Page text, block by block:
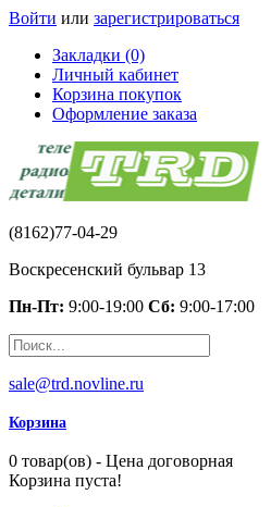
Войти или зарегистрироваться
Закладки (0)
Личный кабинет
Корзина покупок
Оформление заказа
(8162)77-04-29
Воскресенский бульвар 13
Пн-Пт: 9:00-19:00 Сб: 9:00-17:00
sale@trd.novline.ru
Корзина
0 товар(ов) - Цена договорная
Корзина пуста!